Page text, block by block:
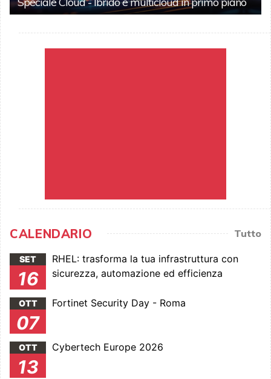
CALENDARIO Tutto
SET
16
RHEL: trasforma la tua infrastruttura con
sicurezza, automazione ed efficienza
OTT
07
Fortinet Security Day - Roma
OTT
13
Cybertech Europe 2026